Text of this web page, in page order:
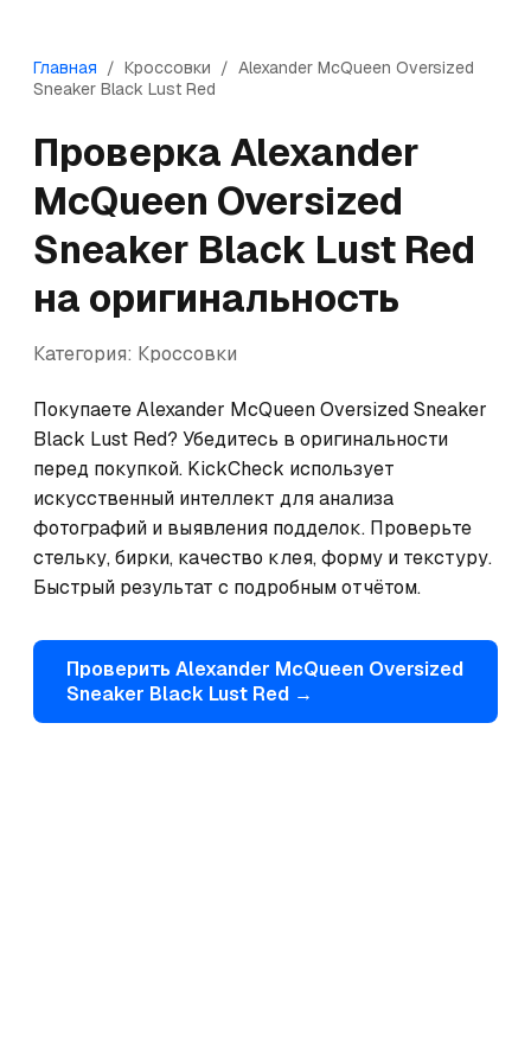
Главная / Кроссовки / Alexander McQueen Oversized
Sneaker Black Lust Red
ПроверкаAlexander
McQueen Oversized
Sneaker Black Lust Red
на оригинальность
Категория: Кроссовки
Покупаете Alexander McQueen Oversized Sneaker
Black Lust Red? Убедитесь в оригинальности
перед покупкой. KickCheck использует
искусственный интеллект для анализа
фотографий и выявления подделок. Проверьте
стельку, бирки, качество клея, форму и текстуру.
Быстрый результат с подробным отчётом.
Проверить Alexander McQueen Oversized
Sneaker Black Lust Red →